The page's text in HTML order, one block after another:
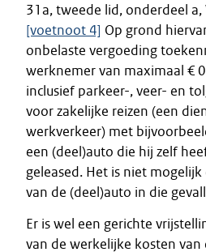
31a, tweede lid, onderdeel a,
[voetnoot 4] Op grond
onbelaste vergoeding
werknemer van maximaal €
inclusief parkeer-, veer- en
voor zakelijke reizen (een
werkverkeer) met
een (deel)auto die hij zelf
geleased. Het is niet
van de (deel)auto in die
Er is wel een gerichte
van de werkelijke kosten